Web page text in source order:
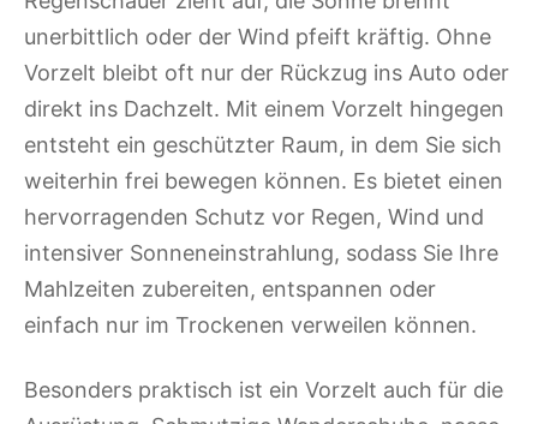
unerbittlich oder der Wind pfeift kräftig. Ohne
Vorzelt bleibt oft nur der Rückzug ins Auto oder
direkt ins Dachzelt. Mit einem Vorzelt hingegen
entsteht ein geschützter Raum, in dem Sie sich
weiterhin frei bewegen können. Es bietet einen
hervorragenden Schutz vor Regen, Wind und
intensiver Sonneneinstrahlung, sodass Sie Ihre
Mahlzeiten zubereiten, entspannen oder
einfach nur im Trockenen verweilen können.
Besonders praktisch ist ein Vorzelt auch für die